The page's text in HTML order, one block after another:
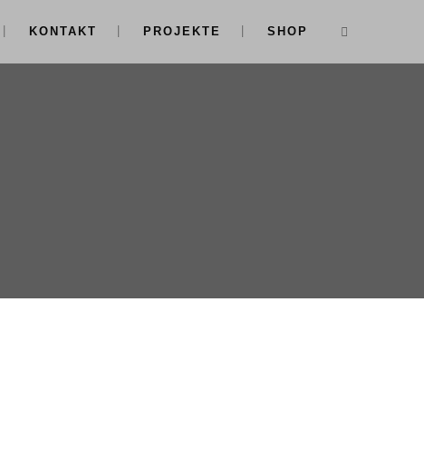
KONTAKT PROJEKTE SHOP